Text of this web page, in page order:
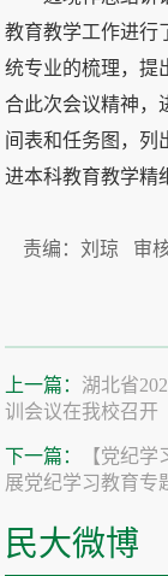
教育教学工作进行
统专业的梳理，提
合此次会议精神，
间表和任务图，列
进本科教育教学精
责编：刘琼 审
上一篇： 湖北省
训会议在我校召开
下一篇：
【党纪
展党纪学习教育专
民大微博